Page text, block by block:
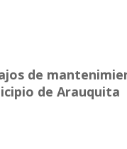
de
de Arauquita